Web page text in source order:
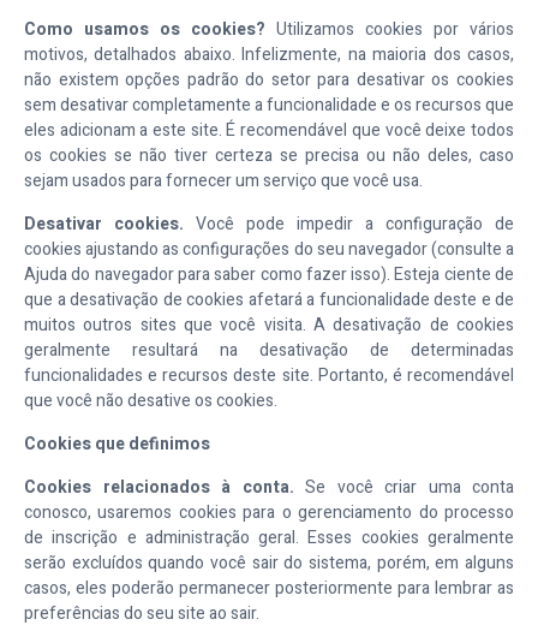
Como usamos os cookies? Utilizamos cookies por vários
motivos, detalhados abaixo. Infelizmente, na maioria dos casos,
não existem opções padrão do setor para desativar os cookies
sem desativar completamente a funcionalidade e os recursos que
eles adicionam a este site. É recomendável que você deixe todos
os cookies se não tiver certeza se precisa ou não deles, caso
sejam usados para fornecer um serviço que você usa.
Desativar cookies. Você pode impedir a configuração de
cookies ajustando as configurações do seu navegador (consulte a
Ajuda do navegador para saber como fazer isso). Esteja ciente de
que a desativação de cookies afetará a funcionalidade deste e de
muitos outros sites que você visita. A desativação de cookies
geralmente resultará na desativação de determinadas
funcionalidades e recursos deste site. Portanto, é recomendável
que você não desative os cookies.
Cookies que definimos
Cookies relacionados à conta. Se você criar uma conta
conosco, usaremos cookies para o gerenciamento do processo
de inscrição e administração geral. Esses cookies geralmente
serão excluídos quando você sair do sistema, porém, em alguns
casos, eles poderão permanecer posteriormente para lembrar as
preferências do seu site ao sair.